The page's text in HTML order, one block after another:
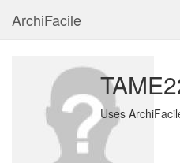
ArchiFacile
Uses